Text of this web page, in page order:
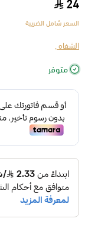
24
السعر شامل الضريبة
الشفاه ,
متوفر